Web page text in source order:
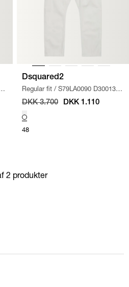
Dsquared2
Regular fit / S79LA0090 D30013
LONDON BRO J / OFF WHITE
DKK 3.700 DKK 1.110
48
2 produkter